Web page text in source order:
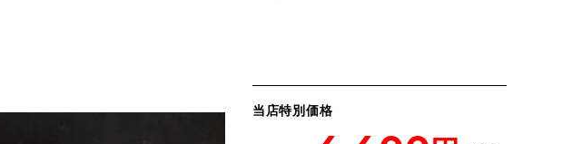
当店特別価格